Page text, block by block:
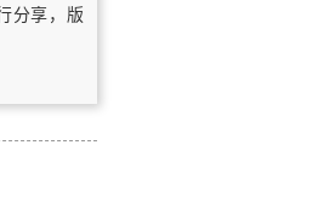
分享，版